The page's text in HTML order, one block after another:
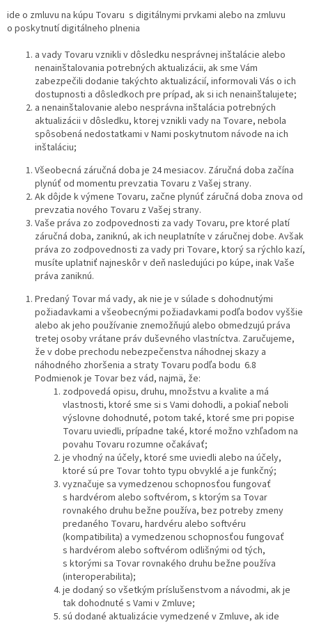
ide o zmluvu na kúpu Tovaru s digitálnymi prvkami alebo na zmluvu
o poskytnutí digitálneho plnenia
a vady Tovaru vznikli v dôsledku nesprávnej inštalácie alebo
nenainštalovania potrebných aktualizácii, ak sme Vám
zabezpečili dodanie takýchto aktualizácií, informovali Vás o ich
dostupnosti a dôsledkoch pre prípad, ak si ich nenainštalujete;
a nenainštalovanie alebo nesprávna inštalácia potrebných
aktualizácii v dôsledku, ktorej vznikli vady na Tovare, nebola
spôsobená nedostatkami v Nami poskytnutom návode na ich
inštaláciu;
Všeobecná záručná doba je 24 mesiacov. Záručná doba začína
plynúť od momentu prevzatia Tovaru z Vašej strany.
Ak dôjde k výmene Tovaru, začne plynúť záručná doba znova od
prevzatia nového Tovaru z Vašej strany.
Vaše práva zo zodpovednosti za vady Tovaru, pre ktoré platí
záručná doba, zaniknú, ak ich neuplatníte v záručnej dobe. Avšak
práva zo zodpovednosti za vady pri Tovare, ktorý sa rýchlo kazí,
musíte uplatniť najneskôr v deň nasledujúci po kúpe, inak Vaše
práva zaniknú.
Predaný Tovar má vady, ak nie je v súlade s dohodnutými
požiadavkami a všeobecnými požiadavkami podľa bodov vyššie
alebo ak jeho používanie znemožňujú alebo obmedzujú práva
tretej osoby vrátane práv duševného vlastníctva. Zaručujeme,
že v dobe prechodu nebezpečenstva náhodnej skazy a
náhodného zhoršenia a straty Tovaru podľa bodu 6.8
Podmienok je Tovar bez vád, najmä, že:
zodpovedá opisu, druhu, množstvu a kvalite a má
vlastnosti, ktoré sme si s Vami dohodli, a pokiaľ neboli
výslovne dohodnuté, potom také, ktoré sme pri popise
Tovaru uviedli, prípadne také, ktoré možno vzhľadom na
povahu Tovaru rozumne očakávať;
je vhodný na účely, ktoré sme uviedli alebo na účely,
ktoré sú pre Tovar tohto typu obvyklé a je funkčný;
vyznačuje sa vymedzenou schopnosťou fungovať
s hardvérom alebo softvérom, s ktorým sa Tovar
rovnakého druhu bežne používa, bez potreby zmeny
predaného Tovaru, hardvéru alebo softvéru
(kompatibilita) a vymedzenou schopnosťou fungovať
s hardvérom alebo softvérom odlišnými od tých,
s ktorými sa Tovar rovnakého druhu bežne používa
(interoperabilita);
je dodaný so všetkým príslušenstvom a návodmi, ak je
tak dohodnuté s Vami v Zmluve;
sú dodané aktualizácie vymedzené v Zmluve, ak ide